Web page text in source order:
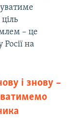
– це
на
і знову –